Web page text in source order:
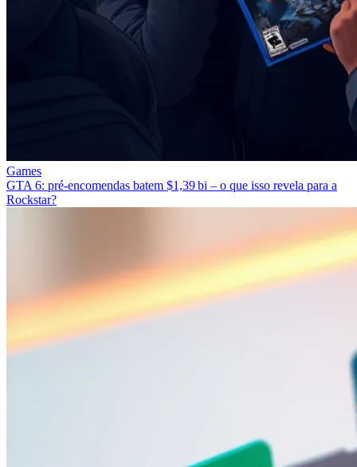
Games
GTA 6: pré‑encomendas batem $1,39 bi – o que isso revela para a
Rockstar?